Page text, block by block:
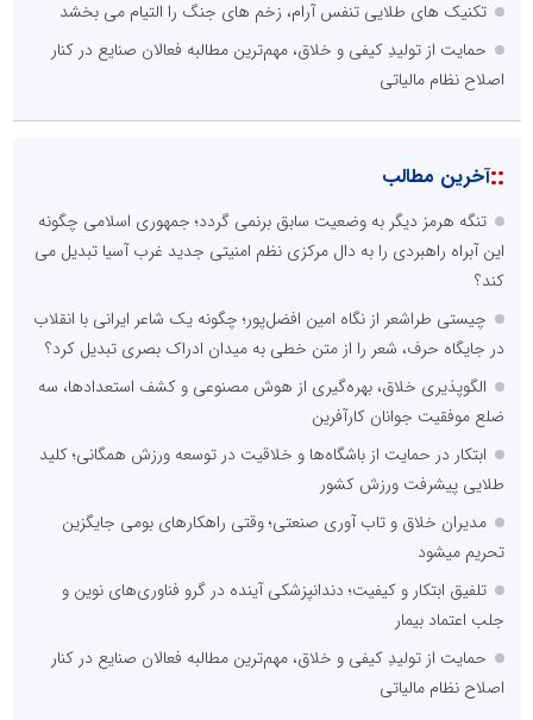
تکنیک های طلایی تنفس آرام، زخم های جنگ را التیام می بخشد
حمایت از تولیدِ کیفی و خلاق، مهم‌ترین مطالبه فعالان صنایع در کنار
اصلاح نظام مالیاتی
::آخرین مطالب
تنگه هرمز دیگر به وضعیت سابق برنمی گردد؛ جمهوری اسلامی چگونه
این آبراه راهبردی را به دال مرکزی نظم امنیتی جدید غرب آسیا تبدیل می
کند؟
چیستی طراشعر از نگاه امین افضل‌پور؛ چگونه یک شاعر ایرانی با انقلاب
در جایگاه حرف، شعر را از متن خطی به میدان ادراک بصری تبدیل کرد؟
الگوپذیری خلاق، بهره‌گیری از هوش مصنوعی و کشف استعدادها، سه
ضلع موفقیت جوانان کارآفرین
ابتکار در حمایت از باشگاه‌ها و خلاقیت در توسعه ورزش همگانی؛ کلید
طلایی پیشرفت ورزش کشور
مدیران خلاق و تاب آوری صنعتی؛ وقتی راهکارهای بومی جایگزین
تحریم میشود
تلفیق ابتکار و کیفیت؛ دندانپزشکی آینده در گرو فناوری‌های نوین و
جلب اعتماد بیمار
حمایت از تولیدِ کیفی و خلاق، مهم‌ترین مطالبه فعالان صنایع در کنار
اصلاح نظام مالیاتی